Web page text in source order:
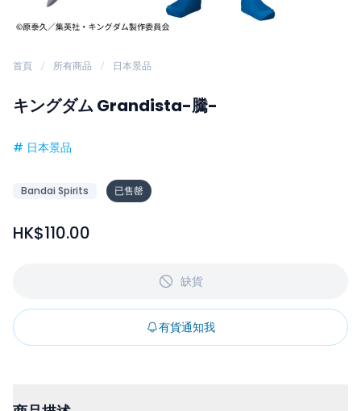
首頁 所有商品 日本景品
キングダム Grandista-騰-
# 日本景品
Bandai Spirits 已售罄
HK$110.00
缺貨
有貨通知我